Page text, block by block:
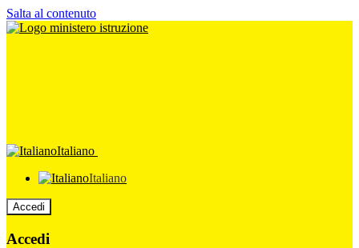
Salta al contenuto
Italiano
Italiano
Accedi
Accedi